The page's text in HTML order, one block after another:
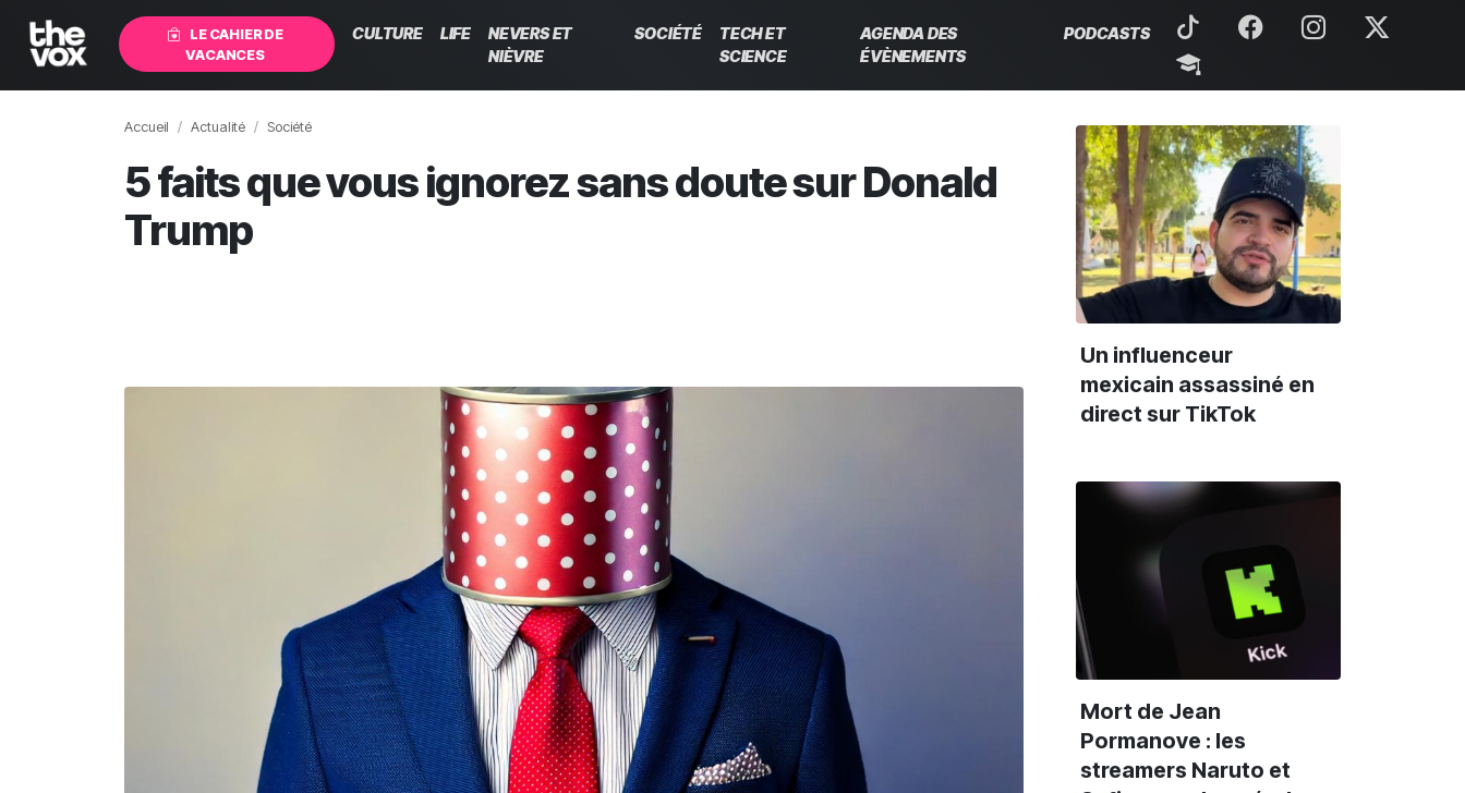
LE CAHIER DE
VACANCES
CULTURE LIFE
NEVERS ET
NIÈVRE
SOCIÉTÉ
TECH ET
SCIENCE
AGENDA DES
ÉVÈNEMENTS
PODCASTS
Accueil Actualité Société
5 faits que vous ignorez sans doute sur Donald
Trump
Un influenceur
mexicain assassiné en
direct sur TikTok
Mort de Jean
Pormanove : les
streamers Naruto et